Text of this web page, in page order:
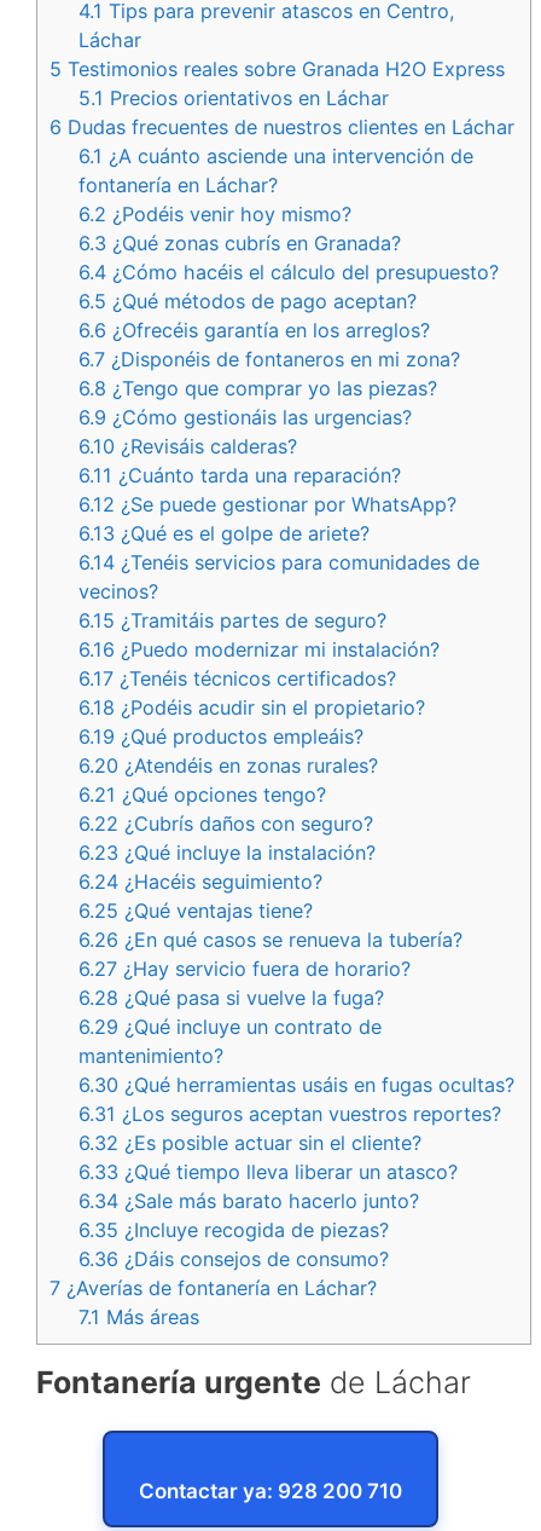
4.1 Tips para prevenir atascos en Centro,
Láchar
5 Testimonios reales sobre Granada H2O Express
5.1 Precios orientativos en Láchar
6 Dudas frecuentes de nuestros clientes en Láchar
6.1 ¿A cuánto asciende una intervención de
fontanería en Láchar?
6.2 ¿Podéis venir hoy mismo?
6.3 ¿Qué zonas cubrís en Granada?
6.4 ¿Cómo hacéis el cálculo del presupuesto?
6.5 ¿Qué métodos de pago aceptan?
6.6 ¿Ofrecéis garantía en los arreglos?
6.7 ¿Disponéis de fontaneros en mi zona?
6.8 ¿Tengo que comprar yo las piezas?
6.9 ¿Cómo gestionáis las urgencias?
6.10 ¿Revisáis calderas?
6.11 ¿Cuánto tarda una reparación?
6.12 ¿Se puede gestionar por WhatsApp?
6.13 ¿Qué es el golpe de ariete?
6.14 ¿Tenéis servicios para comunidades de
vecinos?
6.15 ¿Tramitáis partes de seguro?
6.16 ¿Puedo modernizar mi instalación?
6.17 ¿Tenéis técnicos certificados?
6.18 ¿Podéis acudir sin el propietario?
6.19 ¿Qué productos empleáis?
6.20 ¿Atendéis en zonas rurales?
6.21 ¿Qué opciones tengo?
6.22 ¿Cubrís daños con seguro?
6.23 ¿Qué incluye la instalación?
6.24 ¿Hacéis seguimiento?
6.25 ¿Qué ventajas tiene?
6.26 ¿En qué casos se renueva la tubería?
6.27 ¿Hay servicio fuera de horario?
6.28 ¿Qué pasa si vuelve la fuga?
6.29 ¿Qué incluye un contrato de
mantenimiento?
6.30 ¿Qué herramientas usáis en fugas ocultas?
6.31 ¿Los seguros aceptan vuestros reportes?
6.32 ¿Es posible actuar sin el cliente?
6.33 ¿Qué tiempo lleva liberar un atasco?
6.34 ¿Sale más barato hacerlo junto?
6.35 ¿Incluye recogida de piezas?
6.36 ¿Dáis consejos de consumo?
7 ¿Averías de fontanería en Láchar?
7.1 Más áreas
Fontanería urgente de Láchar
Contactar ya: 928 200 710